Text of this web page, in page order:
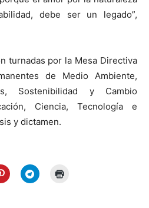
debe ser un legado”,
turnadas por la Mesa Directiva
de Medio Ambiente,
Sostenibilidad y Cambio
Ciencia, Tecnología e
y dictamen.